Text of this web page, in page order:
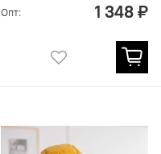
Опт: 1 348 ₽